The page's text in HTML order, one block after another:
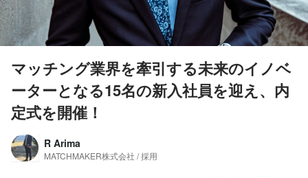
マッチング業界を牽引する未来のイノベ
ーターとなる15名の新入社員を迎え、内
定式を開催！
R Arima
MATCHMAKER株式会社 / 採用